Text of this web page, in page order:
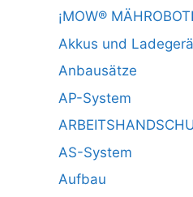
¡MOW®
Akkus und
Anbausätze
AP-System
AS-System
Aufbau